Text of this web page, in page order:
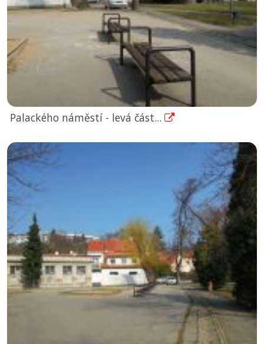
Palackého náměstí - levá část...